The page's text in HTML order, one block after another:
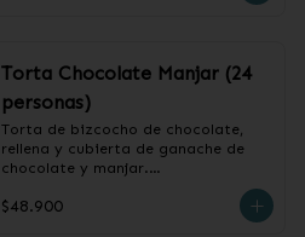
Torta Chocolate Manjar (24
personas)
Torta de bizcocho de chocolate,
rellena y cubierta de ganache de
chocolate y manjar.
❄️ Producto Congelado
$48.900